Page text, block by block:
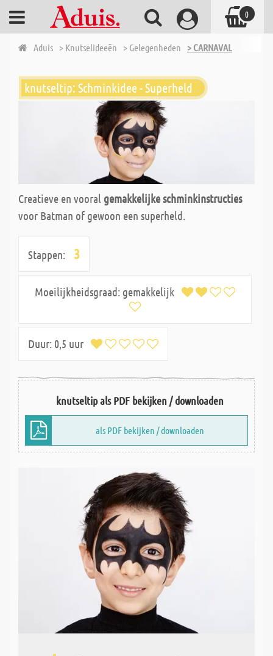
Aduis > Knutselideeën > Gelegenheden > CARNAVAL
knutseltip: Schminkidee - Superheld
Creatieve en vooral gemakkelijke schminkinstructies
voor Batman of gewoon een superheld.
Stappen: 3
Moeilijkheidsgraad: gemakkelijk
Duur: 0,5 uur
knutseltip als PDF bekijken / downloaden
als PDF bekijken / downloaden
0